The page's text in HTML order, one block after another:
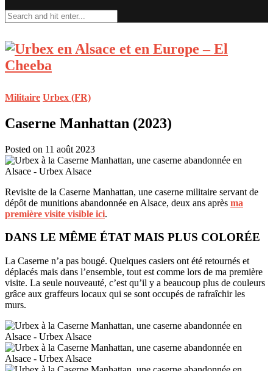
Militaire Urbex (FR)
Caserne Manhattan (2023)
Posted on 11 août 2023
Revisite de la Caserne Manhattan, une caserne militaire servant de
dépôt de munitions abandonnée en Alsace, deux ans après ma
première visite visible ici.
DANS LE MÊME ÉTAT MAIS PLUS COLORÉE
La Caserne n’a pas bougé. Quelques casiers ont été retournés et
déplacés mais dans l’ensemble, tout est comme lors de ma première
visite. La seule nouveauté, c’est qu’il y a beaucoup plus de couleurs
grâce aux graffeurs locaux qui se sont occupés de rafraîchir les
murs.